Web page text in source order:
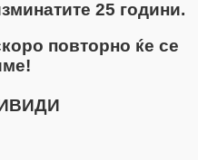
25 години.
повторно ќе се